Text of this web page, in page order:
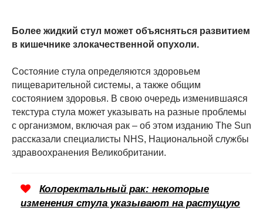
Более жидкий стул может объясняться развитием
в кишечнике злокачественной опухоли.
Состояние стула определяются здоровьем
пищеварительной системы, а также общим
состоянием здоровья. В свою очередь изменившаяся
текстура стула может указывать на разные проблемы
с организмом, включая рак – об этом изданию The Sun
рассказали специалисты NHS, Национальной службы
здравоохранения Великобритании.
Колоректальный рак: некоторые
изменения стула указывают на растущую